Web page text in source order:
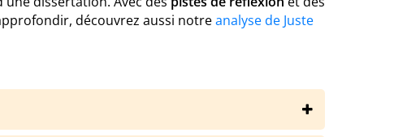
découvrez aussi notreanalyse de Juste